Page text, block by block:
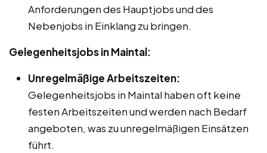
Anforderungen des Hauptjobs und des
Nebenjobs in Einklang zu bringen.
Gelegenheitsjobs in Maintal:
Unregelmäßige Arbeitszeiten:
Gelegenheitsjobs in Maintal haben oft keine
festen Arbeitszeiten und werden nach Bedarf
angeboten, was zu unregelmäßigen Einsätzen
führt.